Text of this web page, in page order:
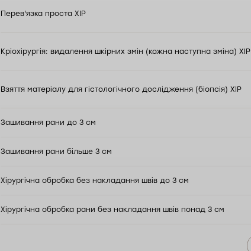
Перев'язка проста ХІР
Кріохірургія: видалення шкірних змін (кожна наступна зміна) ХІР
Взяття матеріалу для гістологічного дослідження (біопсія) ХІР
Зашивання рани до 3 см
Зашивання рани більше 3 см
Хірургічна обробка без накладання швів до 3 см
Хірургічна обробка рани без накладання швів понад 3 см